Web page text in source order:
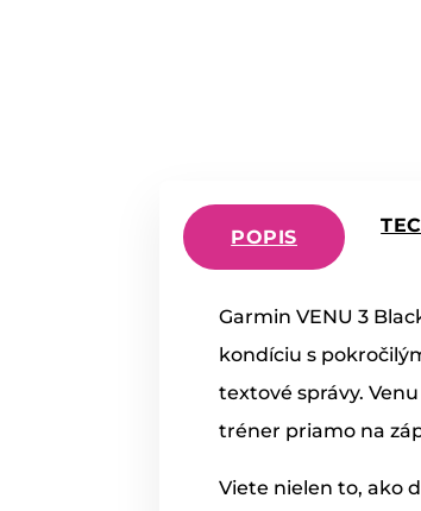
POPIS
Garmin VENU 3
kondíciu s
textové správy.
tréner priamo na
Viete nielen to, ako